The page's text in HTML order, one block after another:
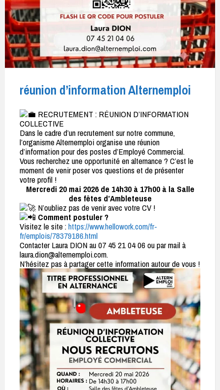
réunion d’information Alternemploi
RECRUTEMENT : RÉUNION D’INFORMATION
COLLECTIVE
Dans le cadre d’un recrutement sur notre commune,
l’organisme Alternemploi organise une réunion
d’information pour des postes d’Employé Commercial.
Vous recherchez une opportunité en alternance ? C’est le
moment de venir poser vos questions et de présenter
votre profil !
Mercredi 20 mai 2026 de 14h30 à 17h00 à la Salle
des fêtes d’Ambleteuse
N’oubliez pas de venir avec votre CV !
Comment postuler ?
Visitez le site :https://www.hellowork.com/fr-
fr/emplois/78379186.html
Contacter Laura DION au 07 45 21 04 06 ou par mail à
laura.dion@alternemploi.com.
N’hésitez pas à partager cette information autour de vous !